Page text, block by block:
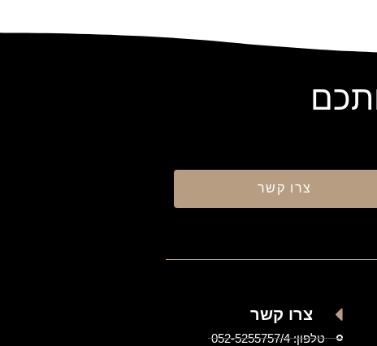
צרו קשר
צרו קשר
טלפון: 052-5255757/4